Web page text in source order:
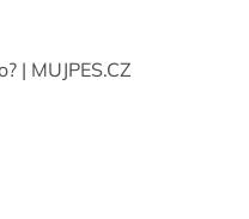
| MUJPES.CZ